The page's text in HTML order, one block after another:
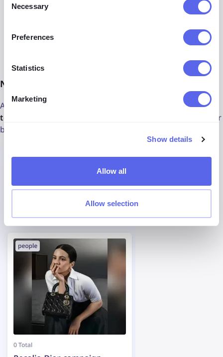
Selection
Necessary
Preferences
Statistics
Marketing
Show details
Allow all
Allow selection
Kata kunci pada judul
Notifikasi untuk pemantauan gambar
Anda juga dapat
membuat notifikasi untuk gambar
tertentu di lenso.ai
. Setiap kali muncul kecocokan gambar
baru,